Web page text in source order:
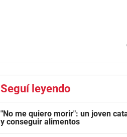
Seguí leyendo
"No me quiero morir": un joven
y conseguir alimentos